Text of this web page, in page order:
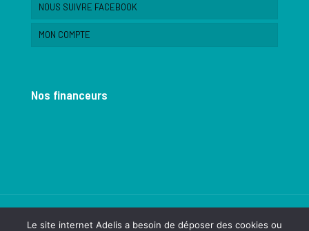
NOUS SUIVRE FACEBOOK
MON COMPTE
Nos financeurs
Le site internet Adelis a besoin de déposer des cookies ou